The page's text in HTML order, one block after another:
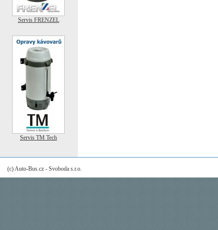
Servis FRENZEL
Servis TM Tech
(c) Auto-Bus.cz - Svoboda s.r.o.